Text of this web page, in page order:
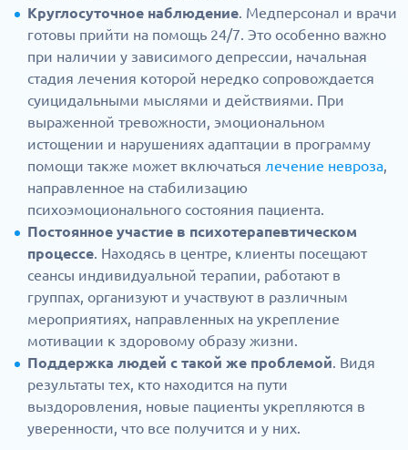
Круглосуточное наблюдение. Медперсонал и врачи
готовы прийти на помощь 24/7. Это особенно важно
при наличии у зависимого депрессии, начальная
стадия лечения которой нередко сопровождается
суицидальными мыслями и действиями. При
выраженной тревожности, эмоциональном
истощении и нарушениях адаптации в программу
помощи также может включаться лечение невроза,
направленное на стабилизацию
психоэмоционального состояния пациента.
Постоянное участие в психотерапевтическом
процессе. Находясь в центре, клиенты посещают
сеансы индивидуальной терапии, работают в
группах, организуют и участвуют в различным
мероприятиях, направленных на укрепление
мотивации к здоровому образу жизни.
Поддержка людей с такой же проблемой. Видя
результаты тех, кто находится на пути
выздоровления, новые пациенты укрепляются в
уверенности, что все получится и у них.